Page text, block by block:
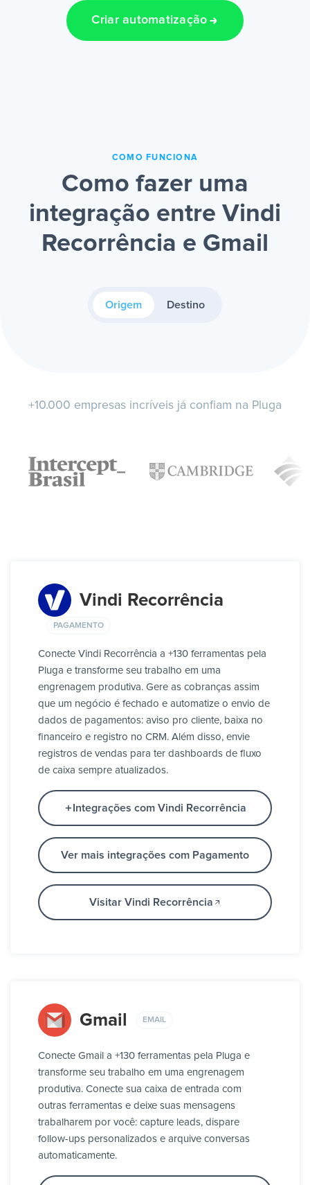
Criar automatização
COMO FUNCIONA
Como fazer uma
integração entre Vindi
Recorrência e Gmail
Origem Destino
+10.000 empresas incríveis já confiam na Pluga
Vindi Recorrência
PAGAMENTO
Conecte Vindi Recorrência a +130 ferramentas pela
Pluga e transforme seu trabalho em uma
engrenagem produtiva. Gere as cobranças assim
que um negócio é fechado e automatize o envio de
dados de pagamentos: aviso pro cliente, baixa no
financeiro e registro no CRM. Além disso, envie
registros de vendas para ter dashboards de fluxo
de caixa sempre atualizados.
Integrações com Vindi Recorrência
Ver mais integrações com Pagamento
Visitar Vindi Recorrência
Gmail EMAIL
Conecte Gmail a +130 ferramentas pela Pluga e
transforme seu trabalho em uma engrenagem
produtiva. Conecte sua caixa de entrada com
outras ferramentas e deixe suas mensagens
trabalharem por você: capture leads, dispare
follow-ups personalizados e arquive conversas
automaticamente.